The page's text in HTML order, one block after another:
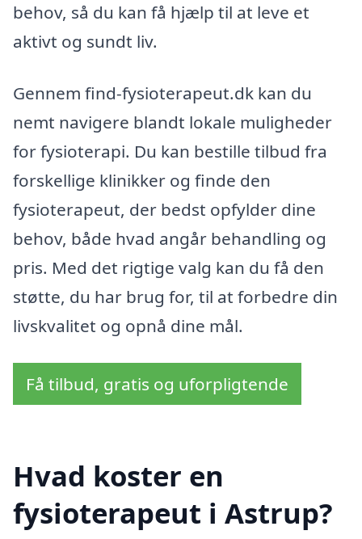
behov, så du kan få hjælp til at leve et
aktivt og sundt liv.
Gennem find-fysioterapeut.dk kan du
nemt navigere blandt lokale muligheder
for fysioterapi. Du kan bestille tilbud fra
forskellige klinikker og finde den
fysioterapeut, der bedst opfylder dine
behov, både hvad angår behandling og
pris. Med det rigtige valg kan du få den
støtte, du har brug for, til at forbedre din
livskvalitet og opnå dine mål.
Få tilbud, gratis og uforpligtende
Hvad koster en
fysioterapeut i Astrup?